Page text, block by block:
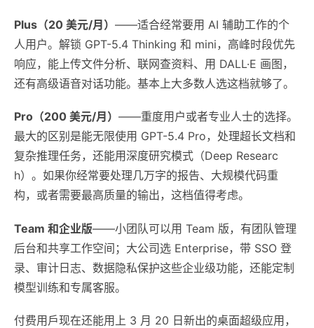
Plus（20 美元/月） ——适合经常要用 AI 辅助工作的个
人用户。解锁 GPT-5.4 Thinking 和 mini，高峰时段优先
响应，能上传文件分析、联网查资料、用 DALL·E 画图，
还有高级语音对话功能。基本上大多数人选这档就够了。
Pro（200 美元/月） ——重度用户或者专业人士的选择。
最大的区别是能无限使用 GPT-5.4 Pro，处理超长文档和
复杂推理任务，还能用深度研究模式（Deep Researc
h）。如果你经常要处理几万字的报告、大规模代码重
构，或者需要最高质量的输出，这档值得考虑。
Team 和企业版——小团队可以用 Team 版，有团队管理
后台和共享工作空间；大公司选 Enterprise，带 SSO 登
录、审计日志、数据隐私保护这些企业级功能，还能定制
模型训练和专属客服。
付费用戶现在还能用上 3 月 20 日新出的桌面超级应用，